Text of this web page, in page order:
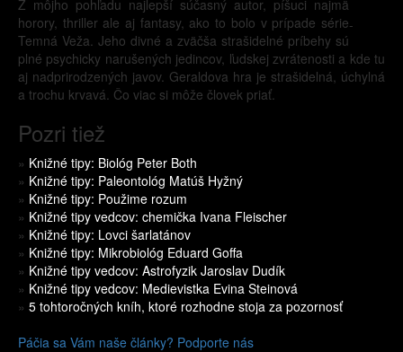
-
Z môjho pohľadu najlepší súčasný autor, píšuci najmä
horory, thriller ale aj fantasy, ako to bolo v prípade série
Temná Veža. Jeho divné a zväčša strašidelné príbehy sú
plné psychicky narušených jedincov, ľudskej zvrátenosti a kde tu
aj nadprirodzených javov. Geraldova hra je strašidelná, úchylná
a trochu krvavá. Čo viac si môže človek priať.
Pozri tiež
» Knižné tipy: Biológ Peter Both
» Knižné tipy: Paleontológ Matúš Hyžný
» Knižné tipy: Použime rozum
» Knižné tipy vedcov: chemička Ivana Fleischer
» Knižné tipy: Lovci šarlatánov
» Knižné tipy: Mikrobiológ Eduard Goffa
» Knižné tipy vedcov: Astrofyzik Jaroslav Dudík
» Knižné tipy vedcov: Medievistka Evina Steinová
» 5 tohtoročných kníh, ktoré rozhodne stoja za pozornosť
Páčia sa Vám naše články? Podporte nás